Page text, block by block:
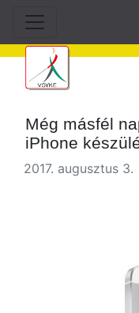
Még másfél
iPhone
2017. augusztus 3.